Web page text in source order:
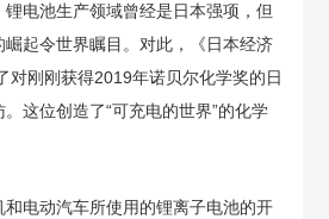
电池生产领域曾经是日本强项，但
起令世界瞩目。对此，《日本经济
对刚刚获得2019年诺贝尔化学奖的日
这位创造了“可充电的世界”的化学
和电动汽车所使用的锂离子电池的开